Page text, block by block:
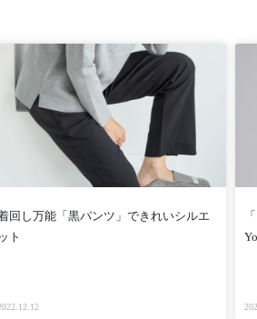
回し万能「黒パンツ」できれいシルエ
ット